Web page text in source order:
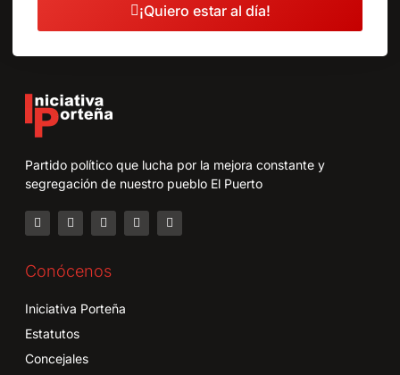
¡Quiero estar al día!
Partido político que lucha por la mejora constante y
segregación de nuestro pueblo El Puerto
Conócenos
Iniciativa Porteña
Estatutos
Concejales